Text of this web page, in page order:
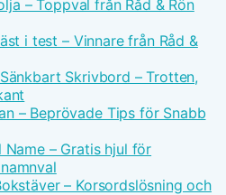
– Toppval från Råd & Rön
i test – Vinnare från Råd &
Skrivbord – Trotten,
– Beprövade Tips för Snabb
Name – Gratis hjul för
– Korsordslösning och